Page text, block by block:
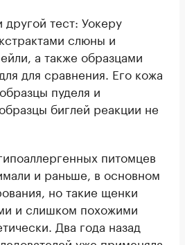
тест: Уокеру
слюны и
а также образцами
для сравнения. Его кожа
пуделя и
биглей реакции не
питомцев
и раньше, в основном
но такие щенки
и слишком похожими
Два года назад